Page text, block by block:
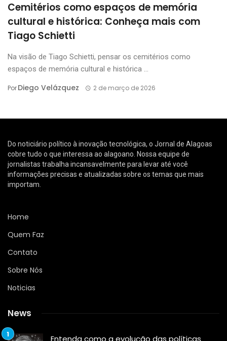
Cemitérios como espaços de memória
cultural e histórica: Conheça mais com
Tiago Schietti
Na visão de Tiago Schietti, pensar os cemitérios como
espaços de memória cultural e histórica ...
PorDiego Velázquez 2 de março de 2026
Do noticiário político à inovação tecnológica, o Jornal de Alagoas
cobre tudo o que interessa ao alagoano. Nossa equipe de
jornalistas trabalha incansavelmente para levar até você
informações precisas e atualizadas sobre os temas que mais
importam.
Home
Quem Faz
Contato
Sobre Nós
Noticias
News
Entenda como a evolução das políticas